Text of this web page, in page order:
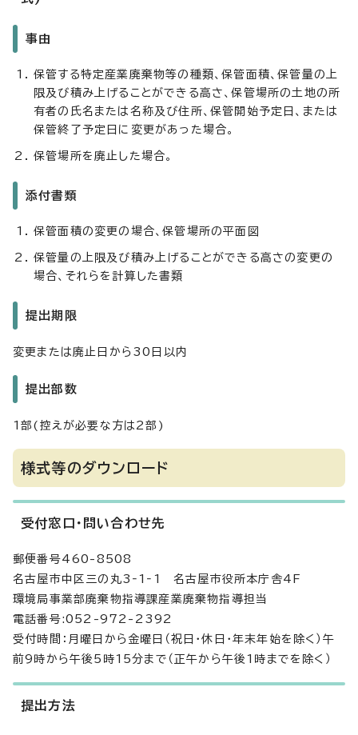
事由
保管する特定産業廃棄物等の種類、保管面積、保管量の上
限及び積み上げることができる高さ、保管場所の土地の所
有者の氏名または名称及び住所、保管開始予定日、または
保管終了予定日に変更があった場合。
保管場所を廃止した場合。
添付書類
保管面積の変更の場合、保管場所の平面図
保管量の上限及び積み上げることができる高さの変更の
場合、それらを計算した書類
提出期限
変更または廃止日から30日以内
提出部数
1部(控えが必要な方は2部)
様式等のダウンロード
受付窓口・問い合わせ先
郵便番号460-8508
名古屋市中区三の丸3‐1‐1 名古屋市役所本庁舎4F
環境局事業部廃棄物指導課産業廃棄物指導担当
電話番号:052-972-2392
受付時間：月曜日から金曜日（祝日・休日・年末年始を除く）午
前9時から午後5時15分まで（正午から午後1時までを除く）
提出方法